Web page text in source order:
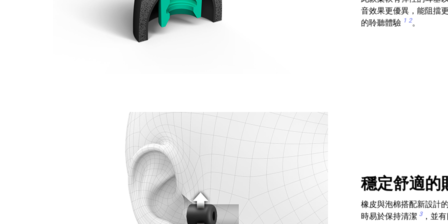
音效果更優異，能阻擋
的聆聽體驗 1 2。
穩定舒適的
橡皮與泡棉搭配新設計
時易於保持清潔 3，並